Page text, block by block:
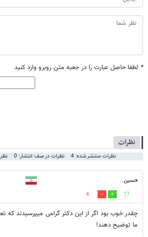
* لطفا حاصل عبارت را در جعبه متن روبرو وارد کنید
نظرات
نظرات منتشر شده: 4 نظرات در صف انتشار: 0
حسین
17
4
چقدر خوب بود اگر از این دکتر گرامی میپرسیدند که
ما توضیح دهند!